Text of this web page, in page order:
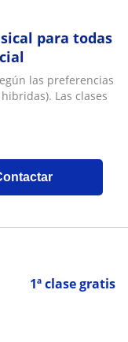
para todas
las preferencias
Las clases
1ª clase gratis